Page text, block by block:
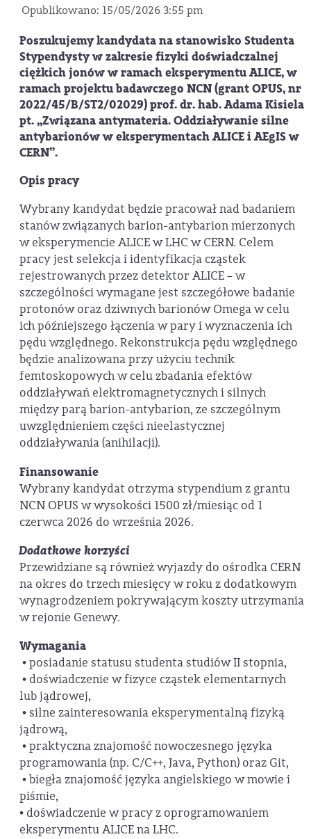
Opublikowano: 15/05/2026 3:55 pm
Poszukujemy kandydata na stanowisko Studenta
Stypendysty w zakresie fizyki doświadczalnej
ciężkich jonów w ramach eksperymentu ALICE, w
ramach projektu badawczego NCN (grant OPUS, nr
2022/45/B/ST2/02029) prof. dr. hab. Adama Kisiela
pt. „Związana antymateria. Oddziaływanie silne
antybarionów w eksperymentach ALICE i AEgIS w
CERN”.
Opis pracy
Wybrany kandydat będzie pracował nad badaniem
stanów związanych barion-antybarion mierzonych
w eksperymencie ALICE w LHC w CERN. Celem
pracy jest selekcja i identyfikacja cząstek
rejestrowanych przez detektor ALICE – w
szczególności wymagane jest szczegółowe badanie
protonów oraz dziwnych barionów Omega w celu
ich późniejszego łączenia w pary i wyznaczenia ich
pędu względnego. Rekonstrukcja pędu względnego
będzie analizowana przy użyciu technik
femtoskopowych w celu zbadania efektów
oddziaływań elektromagnetycznych i silnych
między parą barion-antybarion, ze szczególnym
uwzględnieniem części nieelastycznej
oddziaływania (anihilacji).
Finansowanie
Wybrany kandydat otrzyma stypendium z grantu
NCN OPUS w wysokości 1500 zł/miesiąc od 1
czerwca 2026 do września 2026.
Dodatkowe korzyści
Przewidziane są również wyjazdy do ośrodka CERN
na okres do trzech miesięcy w roku z dodatkowym
wynagrodzeniem pokrywającym koszty utrzymania
w rejonie Genewy.
Wymagania
• posiadanie statusu studenta studiów II stopnia,
• doświadczenie w fizyce cząstek elementarnych
lub jądrowej,
• silne zainteresowania eksperymentalną fizyką
jądrową,
• praktyczna znajomość nowoczesnego języka
programowania (np. C/C++, Java, Python) oraz Git,
• biegła znajomość języka angielskiego w mowie i
piśmie,
• doświadczenie w pracy z oprogramowaniem
eksperymentu ALICE na LHC.